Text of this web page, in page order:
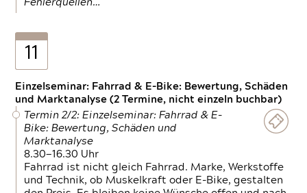
Fehlerquellen…
11
Einzelseminar: Fahrrad & E-Bike: Bewertung, Schäden
und Marktanalyse (2 Termine, nicht einzeln buchbar)
Termin 2/2: Einzelseminar: Fahrrad & E-
Bike: Bewertung, Schäden und
Marktanalyse
8.30—16.30 Uhr
Fahrrad ist nicht gleich Fahrrad. Marke, Werkstoffe
und Technik, ob Muskelkraft oder E-Bike, gestalten